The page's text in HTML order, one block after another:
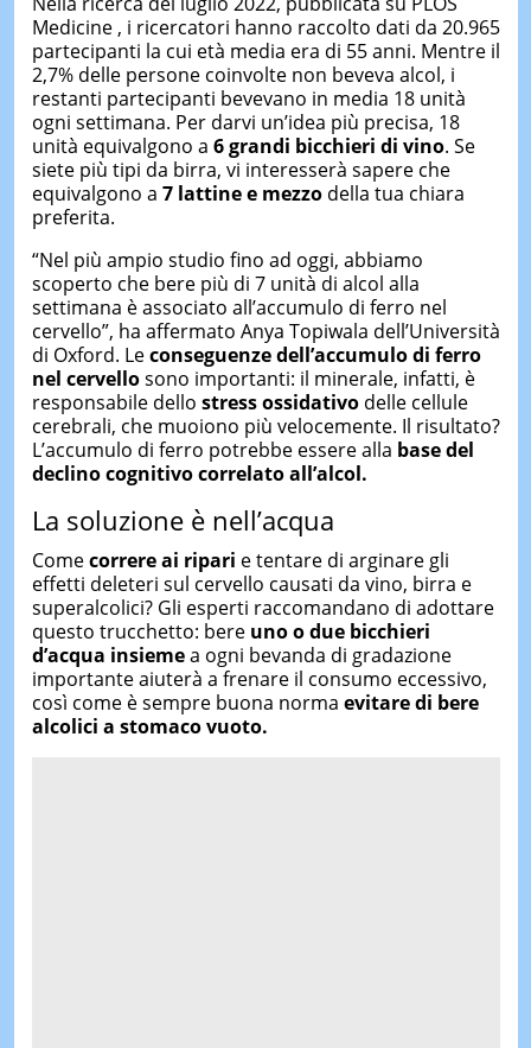
Medicine , i ricercatori hanno raccolto dati da 20.965
partecipanti la cui età media era di 55 anni. Mentre il
2,7% delle persone coinvolte non beveva alcol, i
restanti partecipanti bevevano in media 18 unità
ogni settimana. Per darvi un’idea più precisa, 18
unità equivalgono a 6 grandi bicchieri di vino. Se
siete più tipi da birra, vi interesserà sapere che
equivalgono a 7 lattine e mezzodella tua chiara
preferita.
“Nel più ampio studio fino ad oggi, abbiamo
scoperto che bere più di 7 unità di alcol alla
settimana è associato all’accumulo di ferro nel
cervello”, ha affermato Anya Topiwala dell’Università
di Oxford. Leconseguenze dell’accumulo di ferro
nel cervellosono importanti: il minerale, infatti, è
responsabile dello stress ossidativodelle cellule
cerebrali, che muoiono più velocemente. Il risultato?
L’accumulo di ferro potrebbe essere alla base del
declino cognitivo correlato all’alcol.
La soluzione è nell’acqua
Comecorrere ai ripari e tentare di arginare gli
effetti deleteri sul cervello causati da vino, birra e
superalcolici? Gli esperti raccomandano di adottare
questo trucchetto: bere uno o due bicchieri
d’acqua insiemea ogni bevanda di gradazione
importante aiuterà a frenare il consumo eccessivo,
così come è sempre buona norma evitare di bere
alcolici a stomaco vuoto.